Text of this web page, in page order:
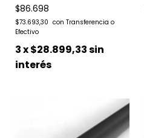
$86.698
$73.693,30
3x$28.899,33sin
interés